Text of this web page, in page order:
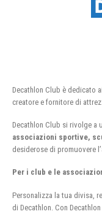
Decathlon Club è dedicato
creatore e fornitore di
Decathlon Club si rivolge a
associazioni sportive,
desiderose di promuovere
Per i club e le
Personalizza la tua divisa,
di Decathlon. Con